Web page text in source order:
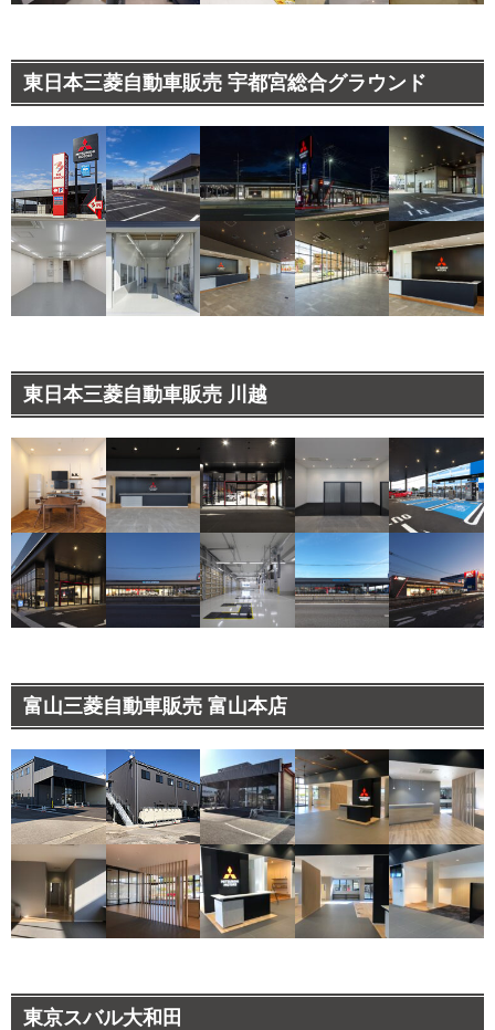
東日本三菱自動車販売 宇都宮総合グラウンド
東日本三菱自動車販売 川越
富山三菱自動車販売 富山本店
東京スバル大和田